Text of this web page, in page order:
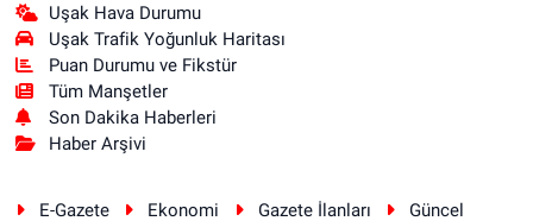
Uşak Hava Durumu
Uşak Trafik Yoğunluk Haritası
Puan Durumu ve Fikstür
Tüm Manşetler
Son Dakika Haberleri
Haber Arşivi
E-Gazete Ekonomi Gazete İlanları Güncel